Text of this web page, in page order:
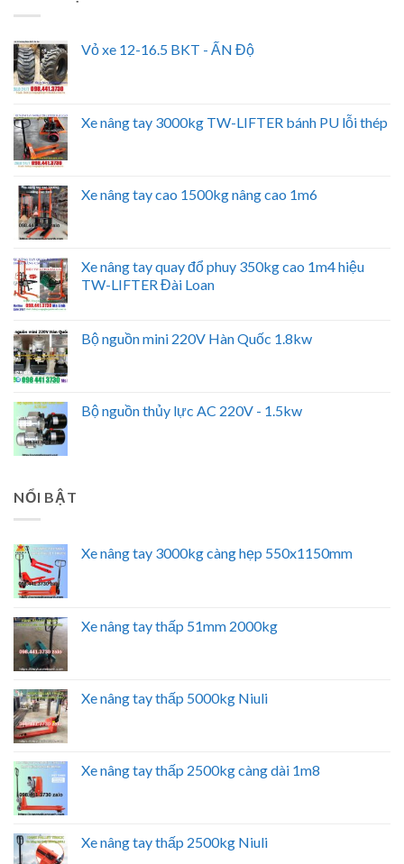
Vỏ xe 12-16.5 BKT - ẤN Độ
Xe nâng tay 3000kg TW-LIFTER bánh PU lỗi thép
Xe nâng tay cao 1500kg nâng cao 1m6
Xe nâng tay quay đổ phuy 350kg cao 1m4 hiệu
TW-LIFTER Đài Loan
Bộ nguồn mini 220V Hàn Quốc 1.8kw
Bộ nguồn thủy lực AC 220V - 1.5kw
NỔI BẬT
Xe nâng tay 3000kg càng hẹp 550x1150mm
Xe nâng tay thấp 51mm 2000kg
Xe nâng tay thấp 5000kg Niuli
Xe nâng tay thấp 2500kg càng dài 1m8
Xe nâng tay thấp 2500kg Niuli